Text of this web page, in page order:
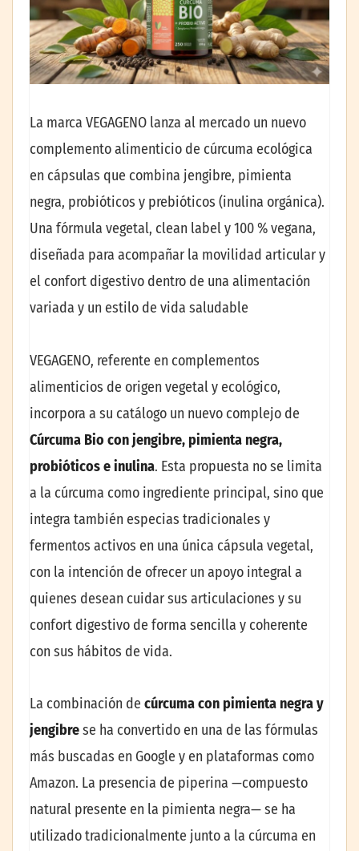
La marca VEGAGENO lanza al mercado un nuevo
complemento alimenticio de cúrcuma ecológica
en cápsulas que combina jengibre, pimienta
negra, probióticos y prebióticos (inulina orgánica).
Una fórmula vegetal, clean label y 100 % vegana,
diseñada para acompañar la movilidad articular y
el confort digestivo dentro de una alimentación
variada y un estilo de vida saludable
VEGAGENO, referente en complementos
alimenticios de origen vegetal y ecológico,
incorpora a su catálogo un nuevo complejo de
Cúrcuma Bio con jengibre, pimienta negra,
probióticos e inulina. Esta propuesta no se limita
a la cúrcuma como ingrediente principal, sino que
integra también especias tradicionales y
fermentos activos en una única cápsula vegetal,
con la intención de ofrecer un apoyo integral a
quienes desean cuidar sus articulaciones y su
confort digestivo de forma sencilla y coherente
con sus hábitos de vida.
La combinación de cúrcuma con pimienta negra y
jengibrese ha convertido en una de las fórmulas
más buscadas en Google y en plataformas como
Amazon. La presencia de piperina —compuesto
natural presente en la pimienta negra— se ha
utilizado tradicionalmente junto a la cúrcuma en